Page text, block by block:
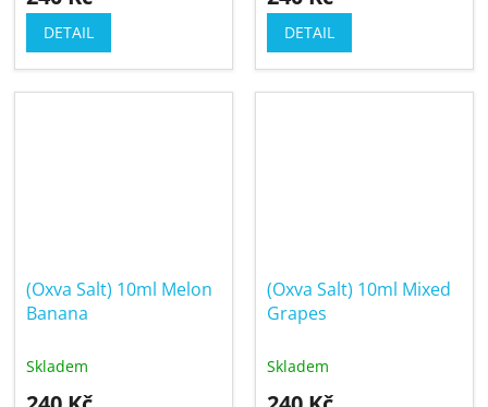
DETAIL DETAIL
(Oxva Salt) 10ml Melon
Banana
Skladem
(Oxva Salt) 10ml Mixed
Grapes
Skladem